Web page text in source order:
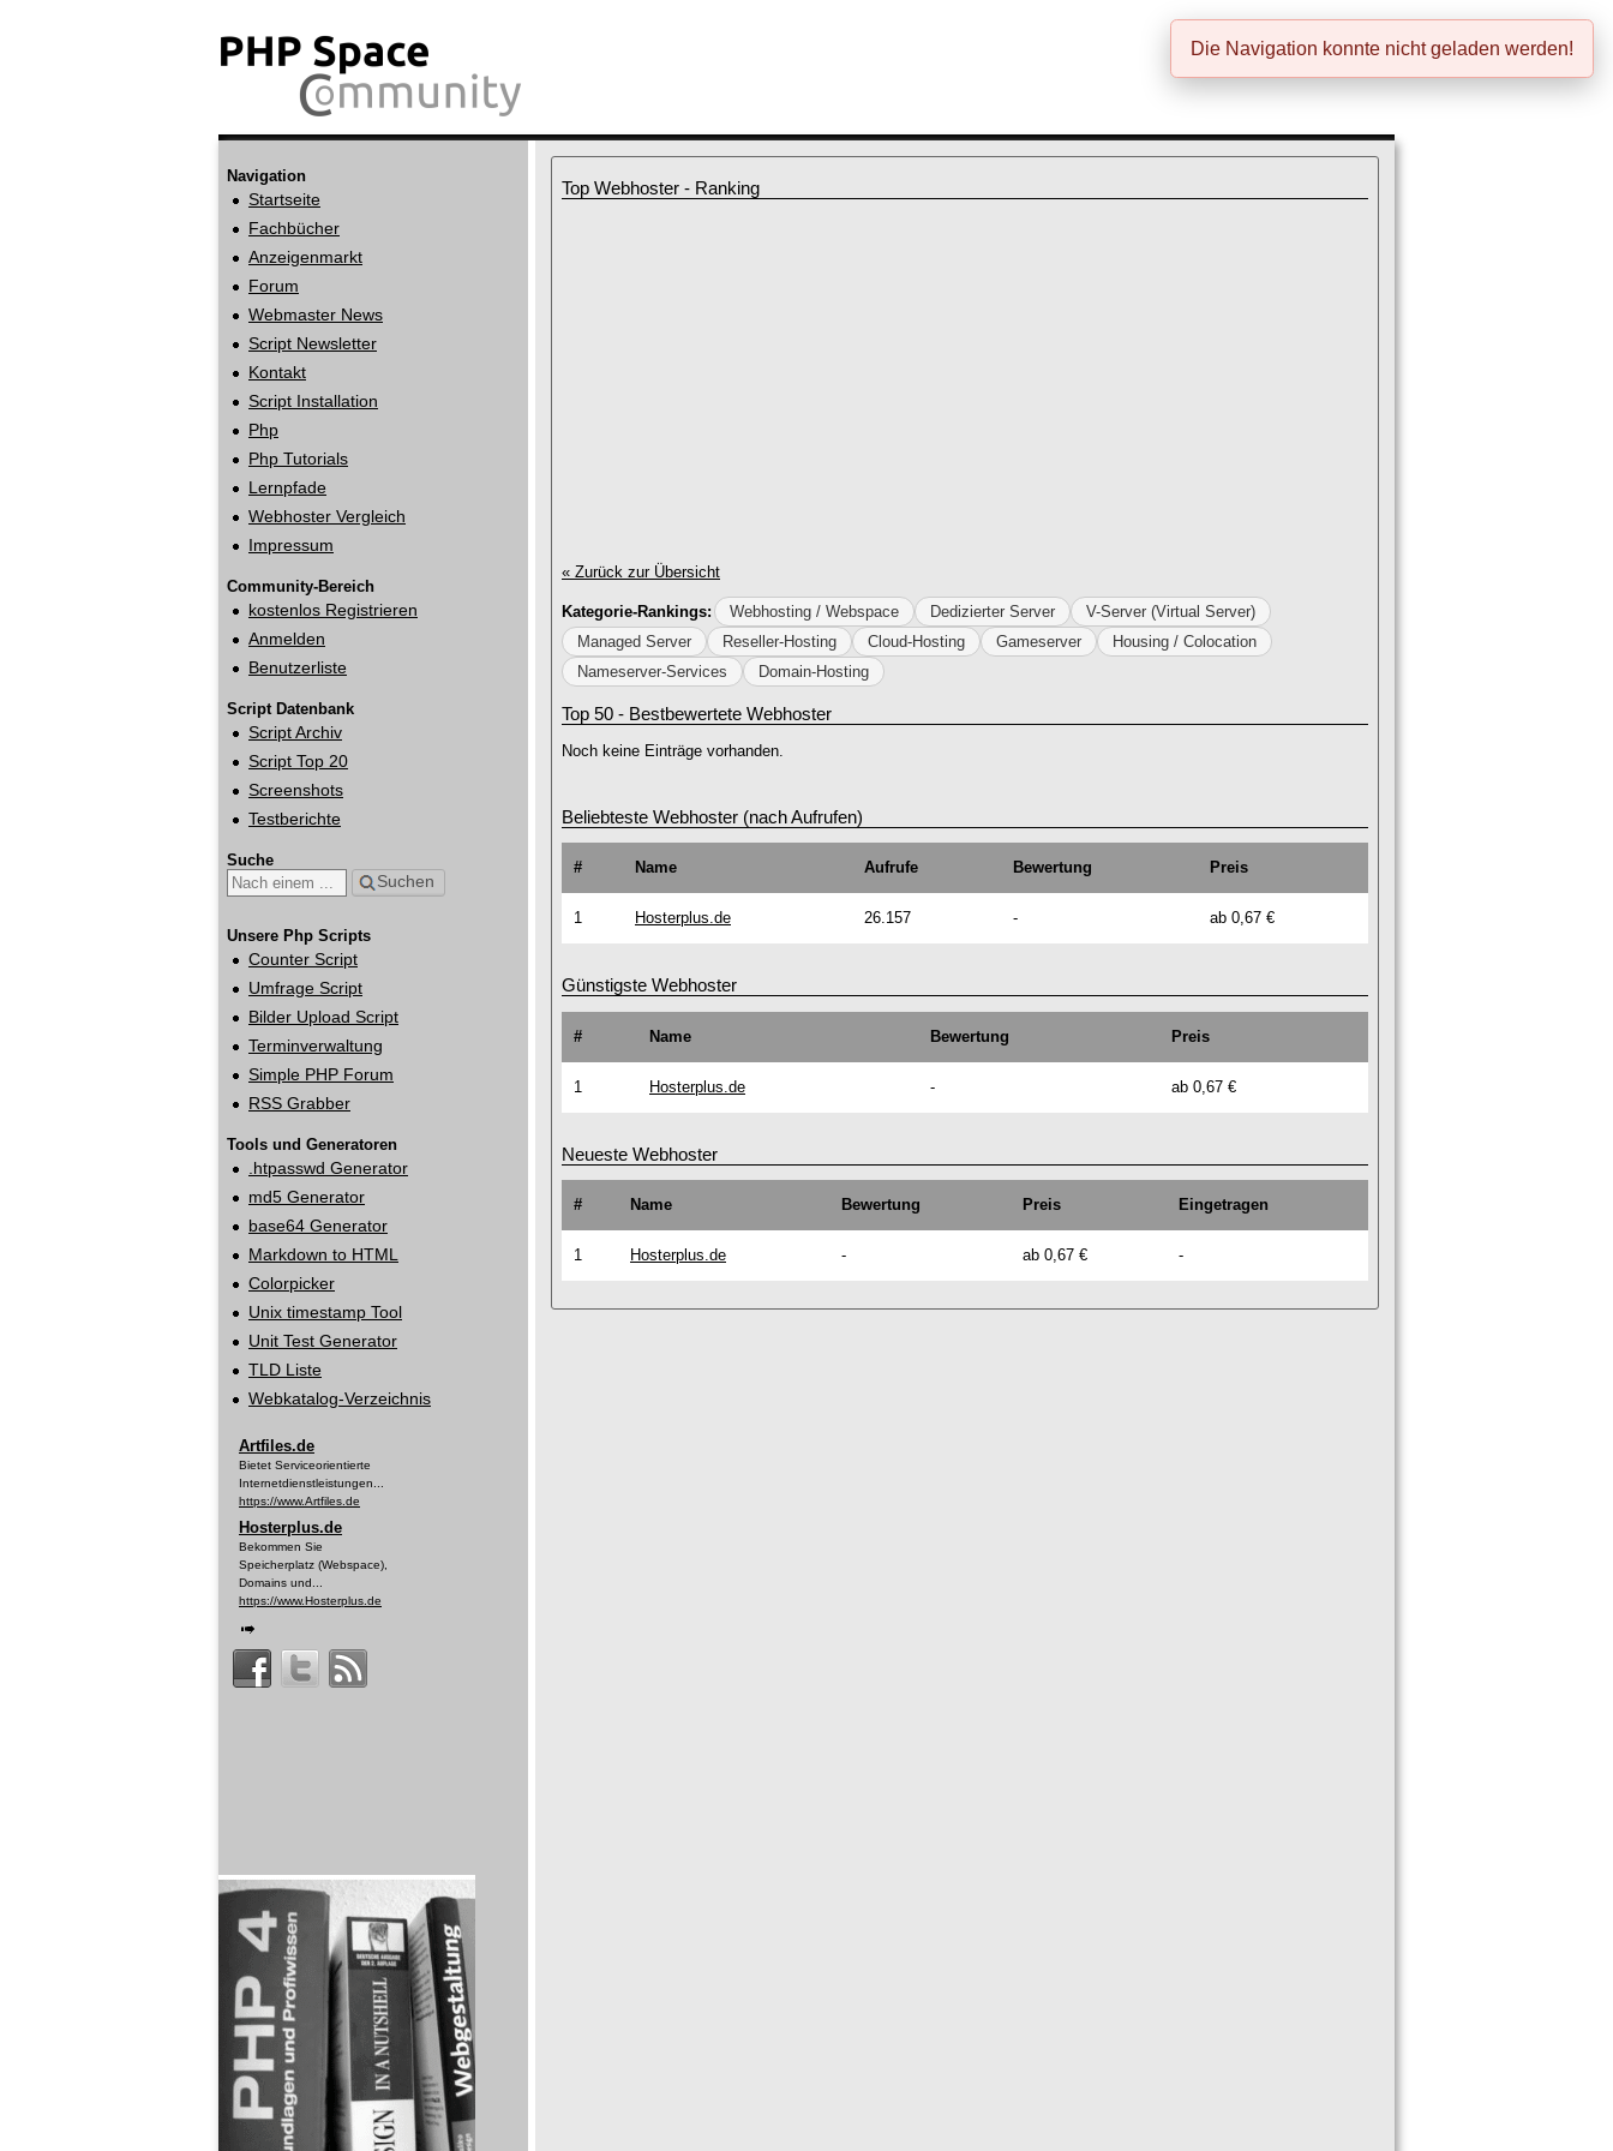
Navigation
Startseite
Fachbücher
Anzeigenmarkt
Forum
Webmaster News
Script Newsletter
Kontakt
Script Installation
Php
Php Tutorials
Lernpfade
Webhoster Vergleich
Impressum
Community-Bereich
kostenlos Registrieren
Anmelden
Benutzerliste
Script Datenbank
Script Archiv
Script Top 20
Screenshots
Testberichte
Suche
Suchen
Unsere Php Scripts
Counter Script
Umfrage Script
Bilder Upload Script
Terminverwaltung
Simple PHP Forum
RSS Grabber
Tools und Generatoren
.htpasswd Generator
md5 Generator
base64 Generator
Markdown to HTML
Colorpicker
Unix timestamp Tool
Unit Test Generator
TLD Liste
Webkatalog‑Verzeichnis
Artfiles.de
Bietet Serviceorientierte
Internetdienstleistungen...
https://www.Artfiles.de
Hosterplus.de
Bekommen Sie
Speicherplatz (Webspace),
Domains und...
https://www.Hosterplus.de
Top Webhoster - Ranking
« Zurück zur Übersicht
Kategorie-Rankings: Webhosting / Webspace Dedizierter Server
V-Server (Virtual Server)
Managed Server
Reseller-Hosting Cloud-Hosting Gameserver
Housing / Colocation
Nameserver-Services
Domain-Hosting
Top 50 - Bestbewertete Webhoster
Noch keine Einträge vorhanden.
Beliebteste Webhoster (nach Aufrufen)
# Name Aufrufe Bewertung Preis
1 Hosterplus.de 26.157 - ab 0,67 €
Günstigste Webhoster
# Name Bewertung Preis
1 Hosterplus.de - ab 0,67 €
Neueste Webhoster
# Name Bewertung Preis Eingetragen
1 Hosterplus.de - ab 0,67 € -
Die Navigation konnte nicht geladen werden!